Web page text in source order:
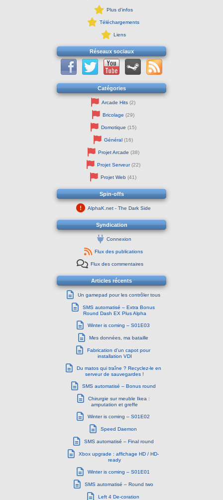
Plus d'infos
Téléchargements
Liens
Réseaux sociaux
Catégories
Arcade Hits (2)
Bricolage (29)
Domotique (15)
Général (16)
Projet Arcade (38)
Projet Serveur(22)
Projet Web (41)
Spin-offs
AlphaK.net - The Dark Side
Syndication
Connexion
Flux des publications
Flux des commentaires
Articles récents
Un gamepad pour les contrôler tous
SMS automatisé – Extra Bonus
Round Dash EX Plus Alpha
Winter is coming – S01E03
Mes données, ma bataille
Fabrication d’un capot pour
installation VDI
Du matos qui traîne ? Recyclez-le en
serveur de sauvegardes !
SMS automatisé – Bonus round
Chirurgie sur meuble Ikea :
amputation et greffe
Winter is coming – S01E02
Speed Daemon
SMS automatisé – Final round
Xbox upgrade : affichage HD / HD-
ready
Winter is coming – S01E01
SMS automatisé – Round two
Left 4 De-coration